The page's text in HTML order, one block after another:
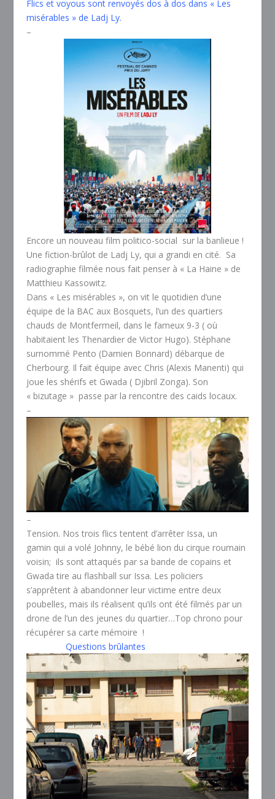
Flics et voyous sont renvoyés dos à dos dans « Les
misérables » de Ladj Ly.
–
Encore un nouveau film politico-social sur la banlieue !
Une fiction-brûlot de Ladj Ly, qui a grandi en cité. Sa
radiographie filmée nous fait penser à « La Haine » de
Matthieu Kassowitz.
Dans « Les misérables », on vit le quotidien d’une
équipe de la BAC aux Bosquets, l’un des quartiers
chauds de Montfermeil, dans le fameux 9-3 ( où
habitaient les Thenardier de Victor Hugo). Stéphane
surnommé Pento (Damien Bonnard) débarque de
Cherbourg. Il fait équipe avec Chris (Alexis Manenti) qui
joue les shérifs et Gwada ( Djibril Zonga). Son
« bizutage » passe par la rencontre des caids locaux.
–
–
Tension. Nos trois flics tentent d’arrêter Issa, un
gamin qui a volé Johnny, le bébé lion du cirque roumain
voisin; ils sont attaqués par sa bande de copains et
Gwada tire au flashball sur Issa. Les policiers
s’apprêtent à abandonner leur victime entre deux
poubelles, mais ils réalisent qu’ils ont été filmés par un
drone de l’un des jeunes du quartier…Top chrono pour
récupérer sa carte mémoire !
Questions brûlantes